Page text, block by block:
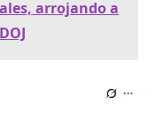
arrojando a